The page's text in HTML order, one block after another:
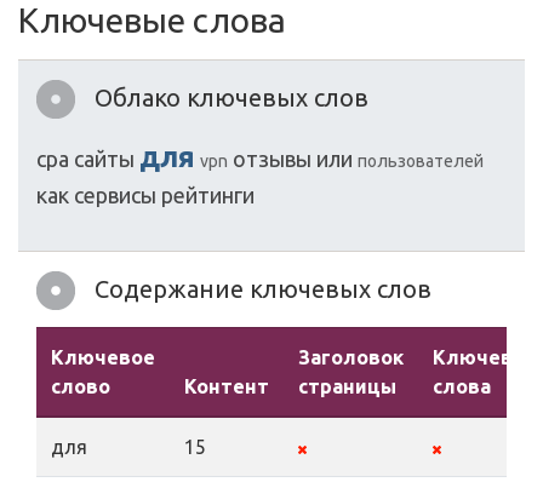
Ключевые слова
Облако ключевых слов
cpa сайты для vpn отзывы или пользователей
как сервисы рейтинги
Содержание ключевых слов
Ключевое
слово
Контент
Заголовок
страницы
Ключевые
слова
для 15